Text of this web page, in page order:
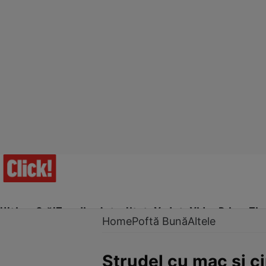
Ultima Oră!Trending Actualitate Vedete Video Prime Time
HomePoftă BunăAltele
Ştrudel cu mac şi